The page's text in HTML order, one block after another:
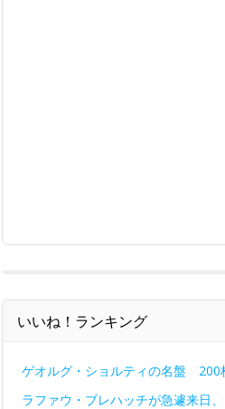
いいね！ランキング
ゲオルグ・ショルティの名盤 200
ラファウ・ブレハッチが急遽来日